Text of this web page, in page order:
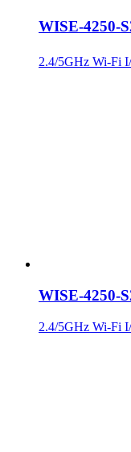
WISE-4250-
2.4/5GHz Wi-Fi
WISE-4250-
2.4/5GHz Wi-Fi